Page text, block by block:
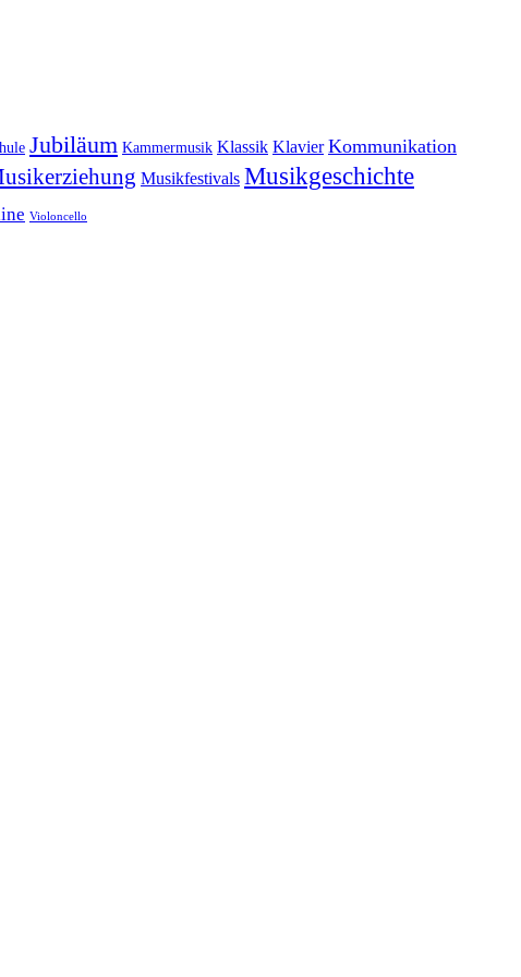
Jubiläum Kammermusik Klassik Klavier Kommunikation
Musikfestivals Musikgeschichte
Violoncello